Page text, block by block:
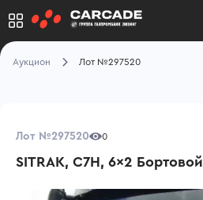
Аукцион Лот №297520
Лот №297520 0
SITRAK, C7H, 6x2